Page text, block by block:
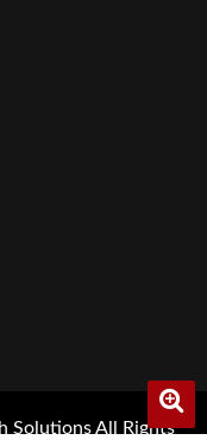
SolutionsAll Rights